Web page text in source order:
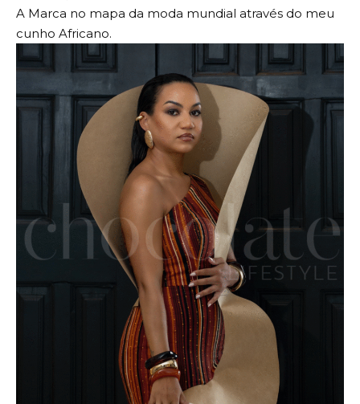
A Marca no mapa da moda mundial através do meu
cunho Africano.